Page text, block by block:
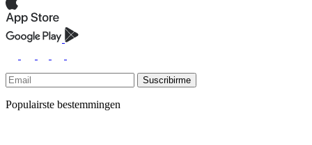
Suscribirme
Populairste bestemmingen